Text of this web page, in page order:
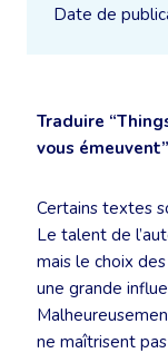
Date de
Traduire
vous
Certains textes
Le talent de
mais le choix
une grande
ne maîtrisent